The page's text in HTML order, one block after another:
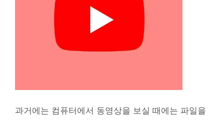
과거에는 컴퓨터에서 동영상을 보실 때에는 파일을